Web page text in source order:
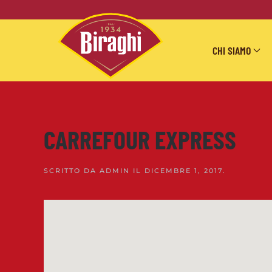
Skip to main content
CHI SIAMO
CARREFOUR EXPRESS
SCRITTO DA ADMIN IL DICEMBRE 1, 2017.